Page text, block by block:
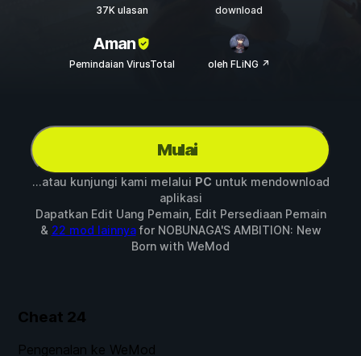
37K ulasan download
Aman
Pemindaian VirusTotal oleh FLiNG ↗
Mulai
...atau kunjungi kami melalui PC untuk mendownload
aplikasi
Dapatkan Edit Uang Pemain, Edit Persediaan Pemain
& 22 mod lainnyafor NOBUNAGA'S AMBITION: New
Born with WeMod
Cheat 24
Pengenalan ke WeMod